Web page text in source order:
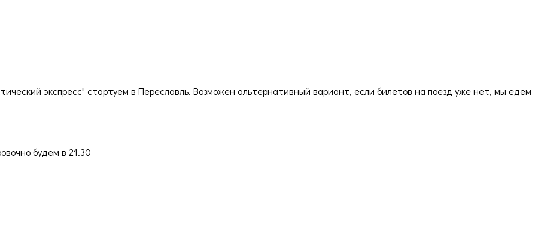
экспресс" стартуем в Переславль. Возможен альтернативный вариант, если билетов на поезд уже нет, мы едем
будем в 21.30